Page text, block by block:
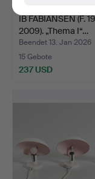
IB FABIANSEN (F.
2009). „Thema I“…
Beendet 13. Jan 2026
15 Gebote
237 USD